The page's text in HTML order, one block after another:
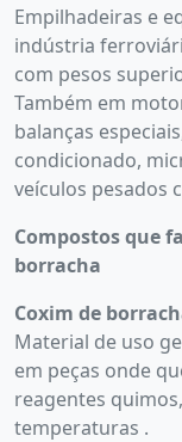
Empilhadeiras e
indústria
com pesos
Também em
balanças
condicionado,
veículos pesados
Compostos que
borracha
Coxim de
Material de uso
em peças onde
reagentes
temperaturas .